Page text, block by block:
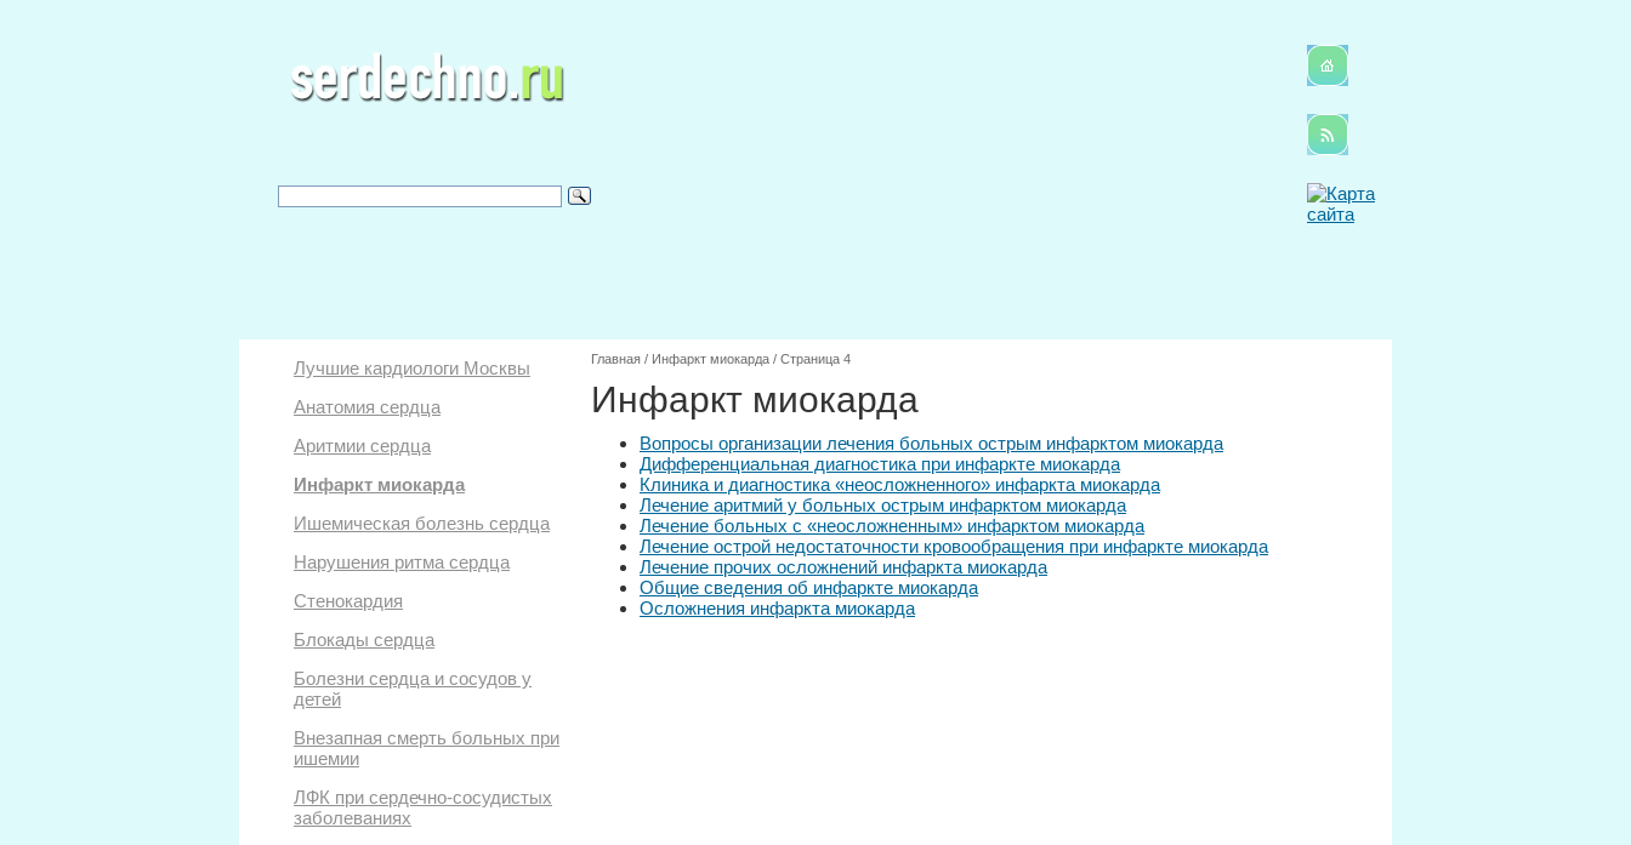
Лучшие кардиологи Москвы
Анатомия сердца
Аритмии сердца
Инфаркт миокарда
Ишемическая болезнь сердца
Нарушения ритма сердца
Стенокардия
Блокады сердца
Болезни сердца и сосудов у
детей
Внезапная смерть больных при
ишемии
ЛФК при сердечно-сосудистых
заболеваниях
Главная / Инфаркт миокарда / Страница 4
Инфаркт миокарда
Вопросы организации лечения больных острым инфарктом миокарда
Дифференциальная диагностика при инфаркте миокарда
Клиника и диагностика «неосложненного» инфаркта миокарда
Лечение аритмий у больных острым инфарктом миокарда
Лечение больных с «неосложненным» инфарктом миокарда
Лечение острой недостаточности кровообращения при инфаркте миокарда
Лечение прочих осложнений инфаркта миокарда
Общие сведения об инфаркте миокарда
Осложнения инфаркта миокарда